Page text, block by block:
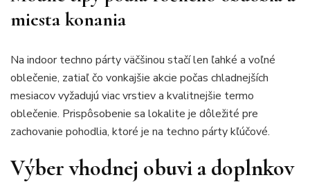
miesta konania
Na indoor techno párty väčšinou stačí len ľahké a voľné
oblečenie, zatiaľ čo vonkajšie akcie počas chladnejších
mesiacov vyžadujú viac vrstiev a kvalitnejšie termo
oblečenie. Prispôsobenie sa lokalite je dôležité pre
zachovanie pohodlia, ktoré je na techno párty kľúčové.
Výber vhodnej obuvi a doplnkov